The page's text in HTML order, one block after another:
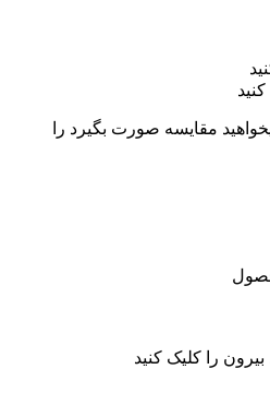
مقایسه صورت بگیرد را
را کلیک کنید